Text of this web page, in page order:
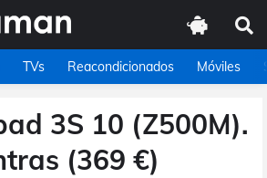
TVs Reacondicionados Móviles
3S 10 (Z500M).
(369 €)